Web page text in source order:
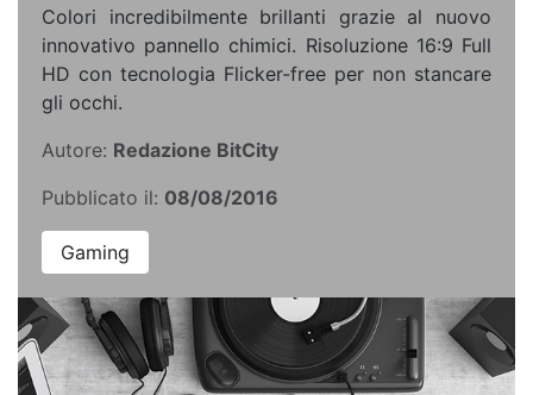
Colori incredibilmente brillanti grazie al nuovo
innovativo pannello chimici. Risoluzione 16:9 Full
HD con tecnologia Flicker-free per non stancare
gli occhi.
Autore: Redazione BitCity
Pubblicato il: 08/08/2016
Gaming